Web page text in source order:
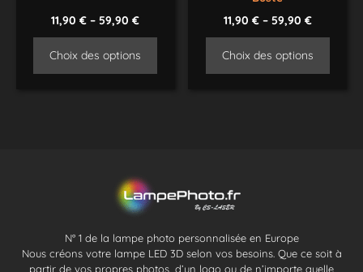
11,90€ –59,90€
Choix des options
11,90 €– 59,90 €
Choix des options
N° 1 de la lampe photo personnalisée en Europe
Nous créons votre lampe LED 3D selon vos besoins. Que ce soit à
partir de vos propres photos, d’un logo ou de n’importe quelle